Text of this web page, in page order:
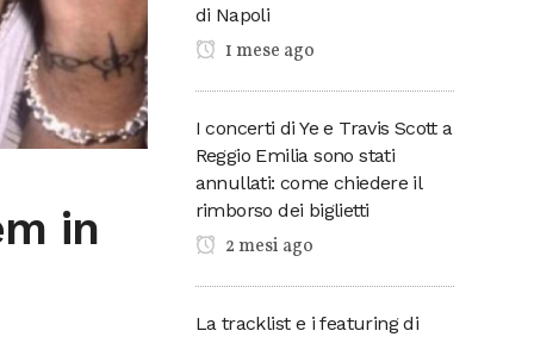
in
di Napoli
1 mese ago
I concerti di Ye e Travis Scott a
Reggio Emilia sono stati
annullati: come chiedere il
rimborso dei biglietti
2 mesi ago
La tracklist e i featuring di